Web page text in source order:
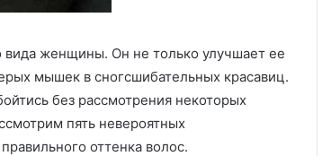
женщины. Он не только улучшает ее
мышек в сногсшибательных красавиц.
без рассмотрения некоторых
пять невероятных
оттенка волос.